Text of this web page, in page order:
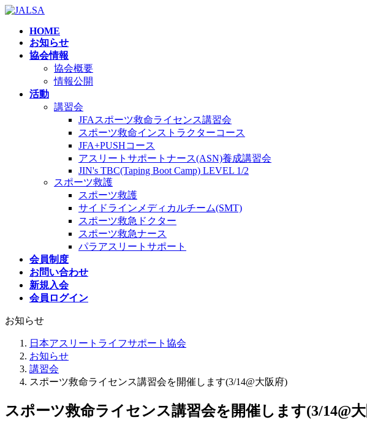
コ
ナ
HOME
お知らせ
協会情報
協会概要
情報公開
活動
講習会
JFAスポーツ救命ライセンス講習会
スポーツ救命インストラクターコース
JFA+PUSHコース
アスリートサポートナース(ASN)養成講習会
JIN's TBC(Taping Boot Camp) LEVEL 1/2
スポーツ救護
スポーツ救護
サイドラインメディカルチーム(SMT)
スポーツ救急ドクター
スポーツ救急ナース
パラアスリートサポート
会員制度
お問い合わせ
新規入会
会員ログイン
お知らせ
日本アスリートライフサポート協会
お知らせ
講習会
スポーツ救命ライセンス講習会を開催します(3/14@大阪府)
スポーツ救命ライセンス講習会を開催します(3/14@